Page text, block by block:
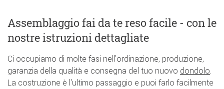
Assemblaggio fai da te reso facile - con le
nostre istruzioni dettagliate
Ci occupiamo di molte fasi nell'ordinazione, produzione,
garanzia della qualità e consegna del tuo nuovo dondolo.
La costruzione è l'ultimo passaggio e puoi farlo facilmente